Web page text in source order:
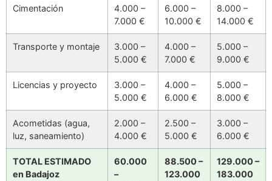
Cimentación
4.000 –
7.000 €
6.000 –
10.000 €
8.000 –
14.000 €
Transporte y montaje
3.000 –
5.000 €
4.000 –
7.000 €
5.000 –
9.000 €
Licencias y proyecto
3.000 –
5.000 €
4.000 –
6.000 €
5.000 –
8.000 €
Acometidas (agua,
luz, saneamiento)
2.000 –
4.000 €
2.500 –
5.000 €
3.000 –
6.000 €
TOTAL ESTIMADO
en Badajoz
60.000
–
88.500 –
123.000
129.000 –
183.000